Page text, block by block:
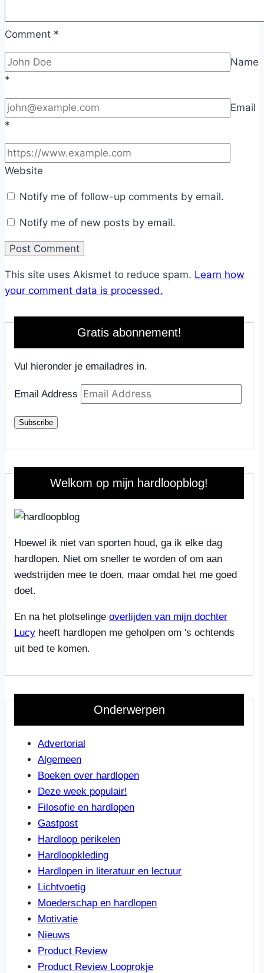
Comment *
Name
*
Email
*
Website
Notify me of follow-up comments by email.
Notify me of new posts by email.
This site uses Akismet to reduce spam. Learn how
your comment data is processed.
Gratis abonnement!
Vul hieronder je emailadres in.
Email Address
Subscribe
Welkom op mijn hardloopblog!
Hoewel ik niet van sporten houd, ga ik elke dag
hardlopen. Niet om sneller te worden of om aan
wedstrijden mee te doen, maar omdat het me goed
doet.
En na het plotselinge overlijden van mijn dochter
Lucy heeft hardlopen me geholpen om 's ochtends
uit bed te komen.
Onderwerpen
Advertorial
Algemeen
Boeken over hardlopen
Deze week populair!
Filosofie en hardlopen
Gastpost
Hardloop perikelen
Hardloopkleding
Hardlopen in literatuur en lectuur
Lichtvoetig
Moederschap en hardlopen
Motivatie
Nieuws
Product Review
Product Review Looprokje